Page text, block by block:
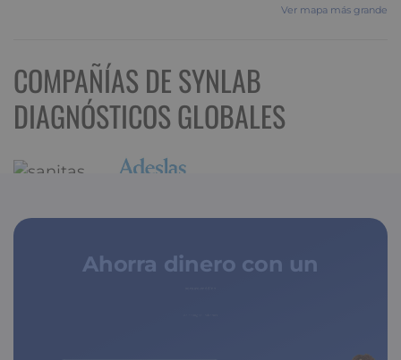
Ver mapa más grande
COMPAÑÍAS DE SYNLAB
DIAGNÓSTICOS GLOBALES
Ahorra dinero con un